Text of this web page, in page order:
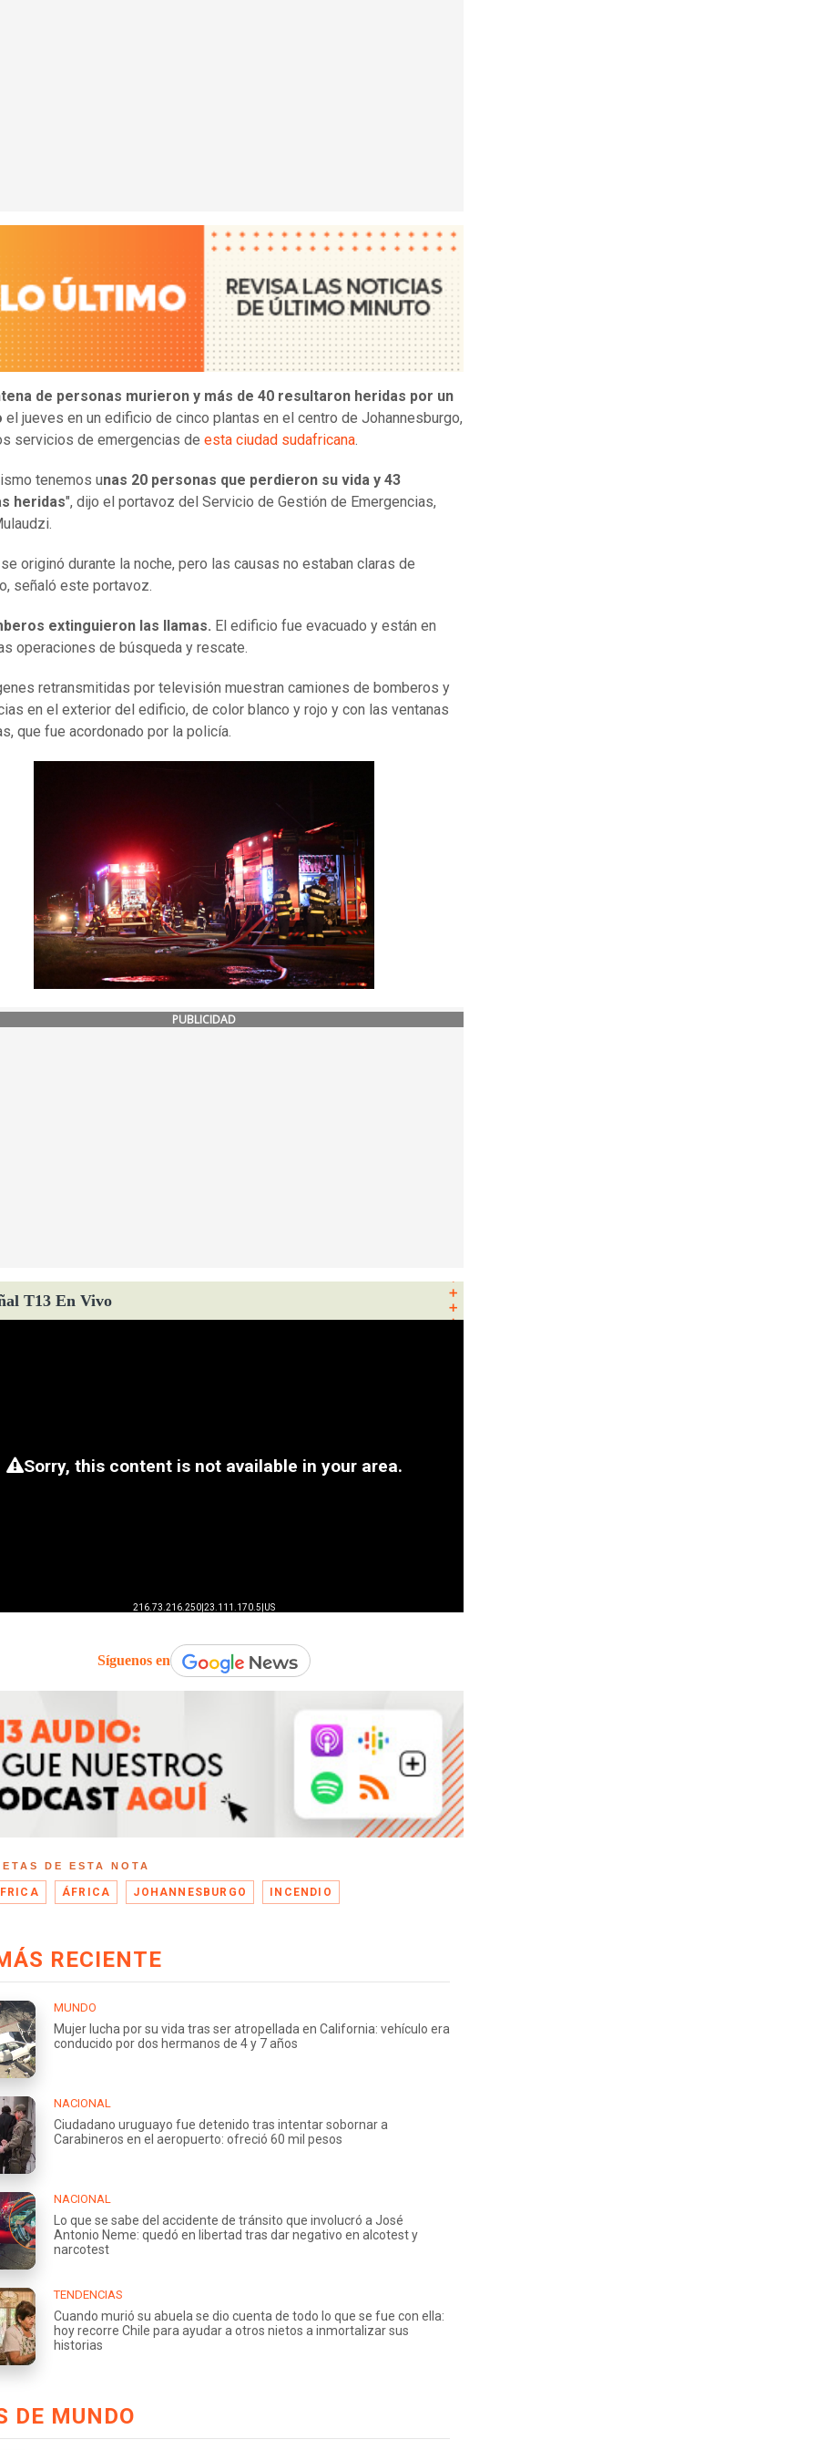
de personas murieron y más de 40 resultaron heridas por un
el jueves en un edificio de cinco plantas en el centro de Johannesburgo,
servicios de emergencias de esta ciudad sudafricana.
tenemos unas 20 personas que perdieron su vida y 43
heridas", dijo el portavoz del Servicio de Gestión de Emergencias,
originó durante la noche, pero las causas no estaban claras de
señaló este portavoz.
extinguieron las llamas. El edificio fue evacuado y están en
operaciones de búsqueda y rescate.
retransmitidas por televisión muestran camiones de bomberos y
en el exterior del edificio, de color blanco y rojo y con las ventanas
que fue acordonado por la policía.
PUBLICIDAD
T13 En Vivo
Síguenos en
DE ESTA NOTA
ÁFRICA JOHANNESBURGO INCENDIO
RECIENTE
MUNDO
Mujer lucha por su vida tras ser atropellada en California: vehículo era
conducido por dos hermanos de 4 y 7 años
NACIONAL
Ciudadano uruguayo fue detenido tras intentar sobornar a
Carabineros en el aeropuerto: ofreció 60 mil pesos
NACIONAL
Lo que se sabe del accidente de tránsito que involucró a José
Antonio Neme: quedó en libertad tras dar negativo en alcotest y
narcotest
TENDENCIAS
Cuando murió su abuela se dio cuenta de todo lo que se fue con ella:
hoy recorre Chile para ayudar a otros nietos a inmortalizar sus
historias
DE MUNDO